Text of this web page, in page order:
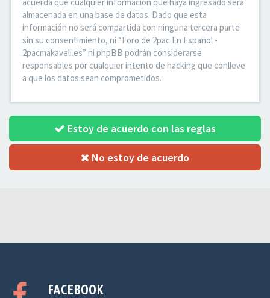
almacenada en una base de datos. Dado que esta
información no será compartida con ninguna tercera parte
sin su consentimiento, ni “Foro de 2pac En Español -
2pacmakaveli.es” ni phpBB podrán considerarse
responsables por cualquier intento de hacking que conlleve
a que los datos sean comprometidos.
Estoy de acuerdo con las reglas
No estoy de acuerdo
FACEBOOK